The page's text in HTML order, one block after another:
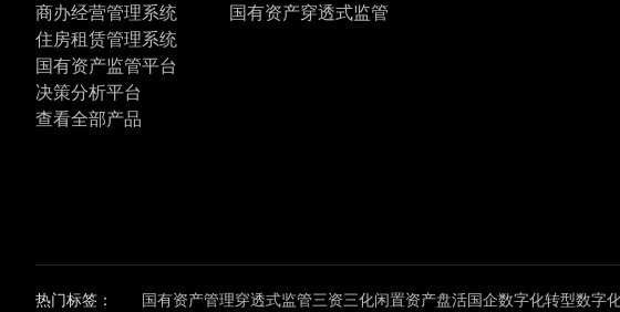
商办经营管理系统
住房租赁管理系统
国有资产监管平台
决策分析平台
查看全部产品
国有资产穿透式监管
热门标签： 国有资产管理穿透式监管三资三化闲置资产盘活国企数字化转型数字